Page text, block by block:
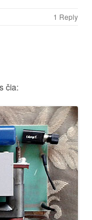
1 Reply
čia: